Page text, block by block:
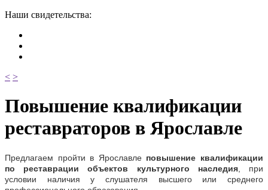
Наши свидетельства:
< >
Повышение квалификации
реставраторов в Ярославле
Предлагаем пройти в Ярославле повышение квалификации
по реставрации объектов культурного наследия, при
условии наличия у слушателя высшего или среднего